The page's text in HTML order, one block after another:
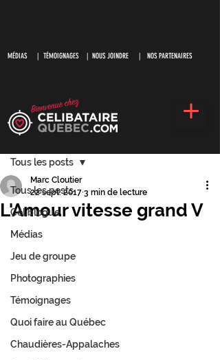
MÉDIAS| TÉMOIGNAGES | NOUS JOINDRE | NOS PARTENAIRES
Post
Tous les posts
Céliblogue
Médias
Jeu de groupe
Photographies
Témoignages
Quoi faire au Québec
Chaudières-Appalaches
Tous les posts
L'Amour vitesse grand V
Marc Cloutier
22 sept. 2017 3 min de lecture